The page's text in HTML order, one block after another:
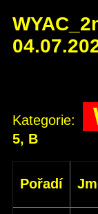
Kategorie:
5, B
Pořadí